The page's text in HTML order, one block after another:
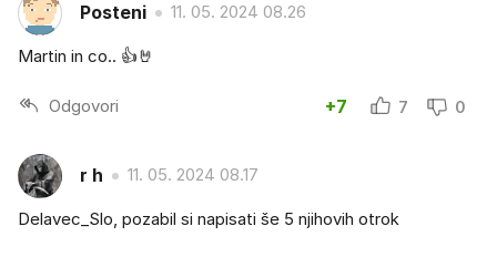
Posteni 11. 05. 2024 08.26
Martin in co.. 👍🤘
Odgovori +7 7 0
r h 11. 05. 2024 08.17
Delavec_Slo, pozabil si napisati še 5 njihovih otrok